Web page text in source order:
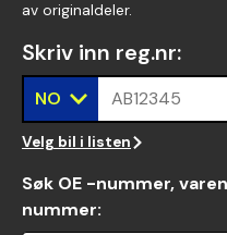
av originaldeler.
Skriv inn reg.nr:
NO AB12345
Velg bil i listen
Søk OE -nummer,
nummer: